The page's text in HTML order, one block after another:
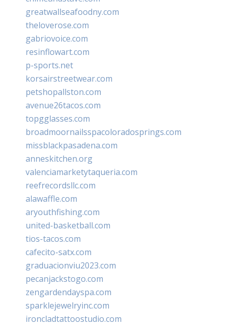
greatwallseafoodny.com
theloverose.com
gabriovoice.com
resinflowart.com
p-sports.net
korsairstreetwear.com
petshopallston.com
avenue26tacos.com
topgglasses.com
broadmoornailsspacoloradosprings.com
missblackpasadena.com
anneskitchen.org
valenciamarketytaqueria.com
reefrecordsllc.com
alawaffle.com
aryouthfishing.com
united-basketball.com
tios-tacos.com
cafecito-satx.com
graduacionviu2023.com
pecanjackstogo.com
zengardendayspa.com
sparklejewelryinc.com
ironcladtattoostudio.com